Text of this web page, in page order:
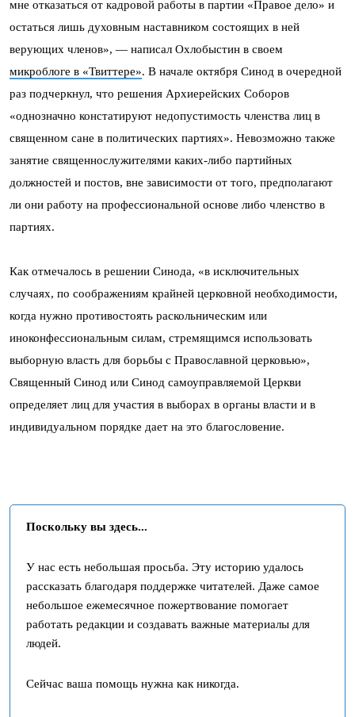
мне отказаться от кадровой работы в партии «Правое дело» и
остаться лишь духовным наставником состоящих в ней
верующих членов», — написал Охлобыстин в своем
микроблоге в «Твиттере». В начале октября Синод в очередной
раз подчеркнул, что решения Архиерейских Соборов
«однозначно констатируют недопустимость членства лиц в
священном сане в политических партиях». Невозможно также
занятие священнослужителями каких-либо партийных
должностей и постов, вне зависимости от того, предполагают
ли они работу на профессиональной основе либо членство в
партиях.
Как отмечалось в решении Синода, «в исключительных
случаях, по соображениям крайней церковной необходимости,
когда нужно противостоять раскольническим или
иноконфессиональным силам, стремящимся использовать
выборную власть для борьбы с Православной церковью»,
Священный Синод или Синод самоуправляемой Церкви
определяет лиц для участия в выборах в органы власти и в
индивидуальном порядке дает на это благословение.
Поскольку вы здесь...
У нас есть небольшая просьба. Эту историю удалось
рассказать благодаря поддержке читателей. Даже самое
небольшое ежемесячное пожертвование помогает
работать редакции и создавать важные материалы для
людей.
Сейчас ваша помощь нужна как никогда.